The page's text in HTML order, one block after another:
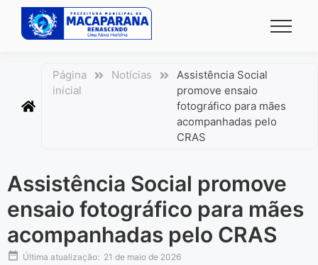
conteúdo
Página
inicial
Notícias
Assistência Social
promove ensaio
fotográfico para mães
acompanhadas pelo
CRAS
Assistência Social promove
ensaio fotográfico para mães
acompanhadas pelo CRAS
Última atualização: 21 de maio de 2026